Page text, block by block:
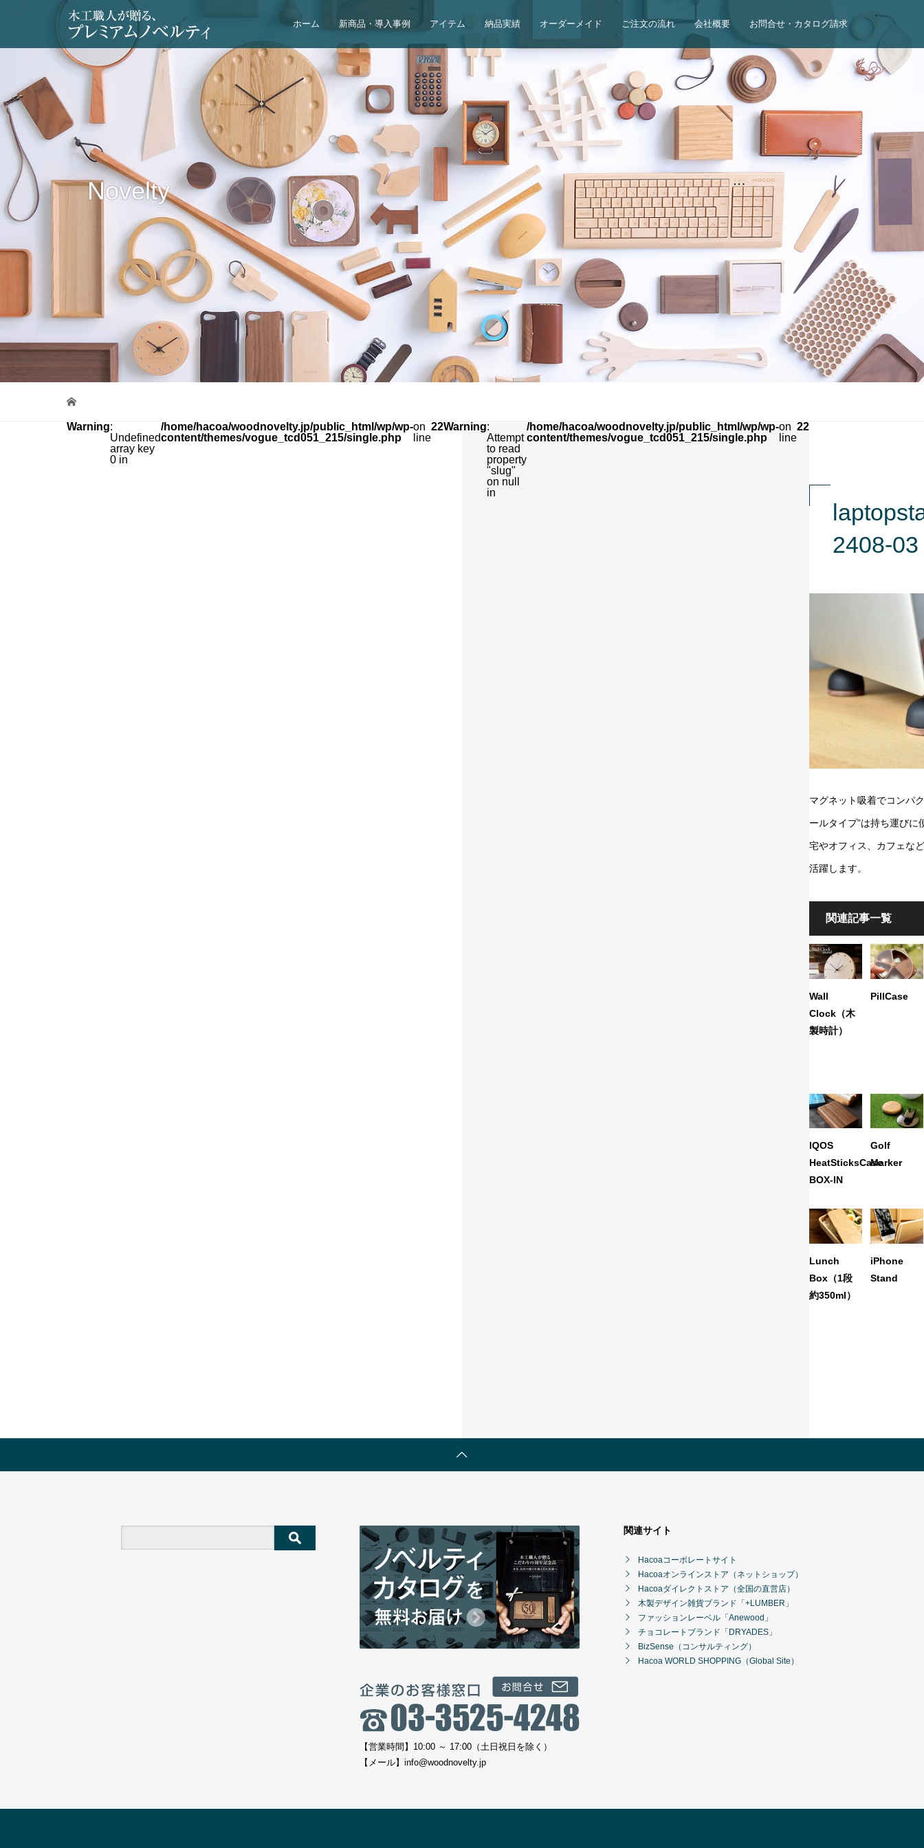
ホーム 新商品・導入事例 アイテム 納品実績 オーダーメイド ご注文の流れ 会社概要 お問合せ・カタログ請求
Novelty
Warning:
Undefined
array key
0 in
/home/hacoa/woodnovelty.jp/public_html/wp/wp-
content/themes/vogue_tcd051_215/single.php
on
line
22Warning:
Attempt
to read
property
"slug"
on null
in
/home/hacoa/woodnovelty.jp/public_html/wp/wp-
content/themes/vogue_tcd051_215/single.php
on
line
22
2408-03
マグネット吸着でコンパ
ールタイプ”は持ち運びに
宅やオフィス、カフェな
活躍します。
関連記事一覧
Wall
Clock（木
製時計）
PillCase
IQOS
HeatSticksCase
BOX-IN
Golf
Marker
Lunch
Box（1段
約350ml）
iPhone
Stand
【営業時間】10:00 ～ 17:00（土日祝日を除く）
【メール】 info@woodnovelty.jp
関連サイト
Hacoaコーポレートサイト
Hacoaオンラインストア（ネットショップ）
Hacoaダイレクトストア（全国の直営店）
木製デザイン雑貨ブランド「+LUMBER」
ファッションレーベル「Anewood」
チョコレートブランド「DRYADES」
BizSense（コンサルティング）
Hacoa WORLD SHOPPING（Global Site）